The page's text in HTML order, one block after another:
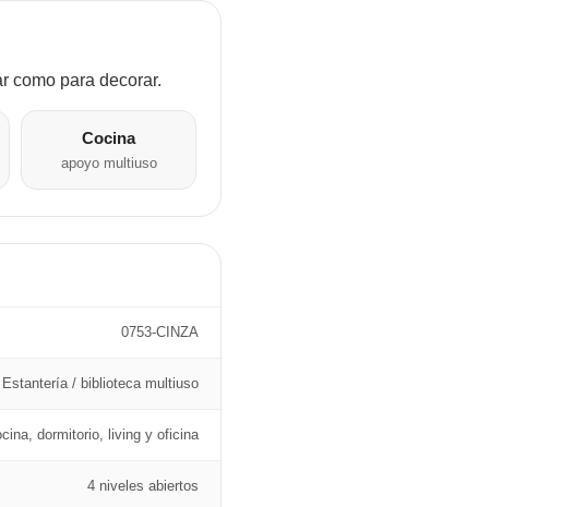
como para decorar.
Cocina
apoyo multiuso
0753-CINZA
Estantería / biblioteca multiuso
dormitorio, living y oficina
4 niveles abiertos